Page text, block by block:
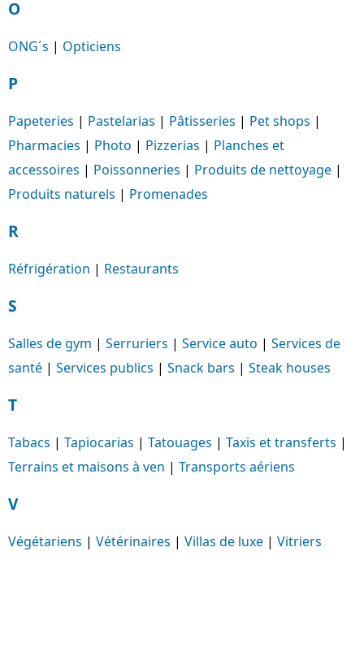
O
ONG´s | Opticiens
P
Papeteries | Pastelarias | Pâtisseries | Pet shops |
Pharmacies | Photo | Pizzerias | Planches et
accessoires | Poissonneries | Produits de nettoyage |
Produits naturels | Promenades
R
Réfrigération | Restaurants
S
Salles de gym | Serruriers | Service auto | Services de
santé | Services publics | Snack bars | Steak houses
T
Tabacs | Tapiocarias | Tatouages | Taxis et transferts |
Terrains et maisons à ven | Transports aériens
V
Végétariens | Vétérinaires | Villas de luxe | Vitriers